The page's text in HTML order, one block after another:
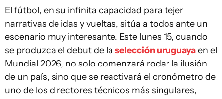
El fútbol, en su infinita capacidad para tejer
narrativas de idas y vueltas, sitúa a todos ante un
escenario muy interesante. Este lunes 15, cuando
se produzca el debut de la selección uruguayaen el
Mundial 2026, no solo comenzará rodar la ilusión
de un país, sino que se reactivará el cronómetro de
uno de los directores técnicos más singulares,